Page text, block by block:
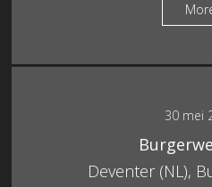
30 mei
Deventer (NL),